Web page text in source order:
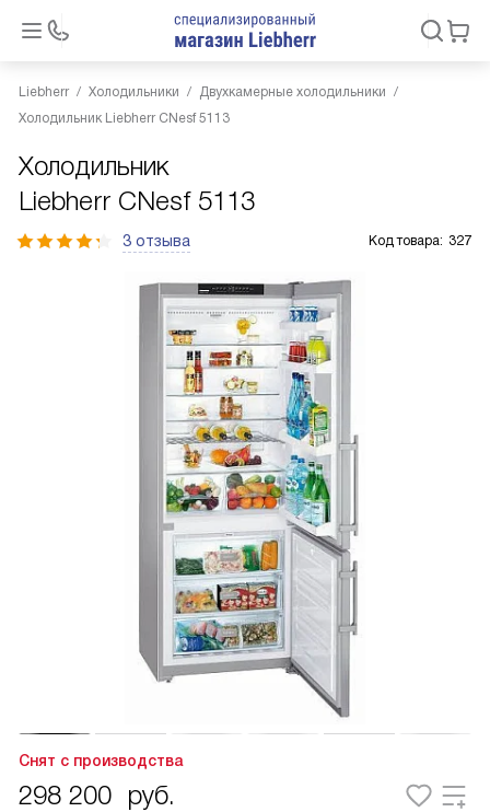
Liebherr Холодильники
Двухкамерные холодильники
Холодильник Liebherr CNesf 5113
Холодильник
Liebherr CNesf 5113
3 отзыва Код товара: 327
Снят с производства
298 200 руб.